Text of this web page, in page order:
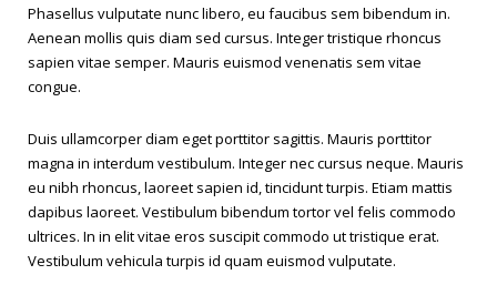
Phasellus vulputate nunc libero, eu faucibus sem bibendum in.
Aenean mollis quis diam sed cursus. Integer tristique rhoncus
sapien vitae semper. Mauris euismod venenatis sem vitae
congue.
Duis ullamcorper diam eget porttitor sagittis. Mauris porttitor
magna in interdum vestibulum. Integer nec cursus neque. Mauris
eu nibh rhoncus, laoreet sapien id, tincidunt turpis. Etiam mattis
dapibus laoreet. Vestibulum bibendum tortor vel felis commodo
ultrices. In in elit vitae eros suscipit commodo ut tristique erat.
Vestibulum vehicula turpis id quam euismod vulputate.